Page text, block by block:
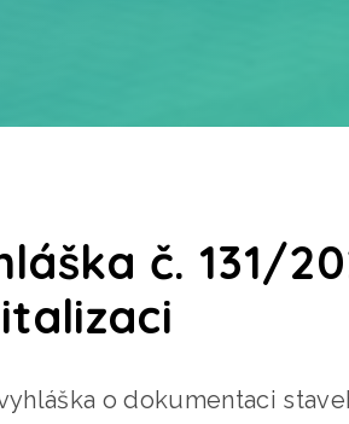
č. 131/
o dokumentaci